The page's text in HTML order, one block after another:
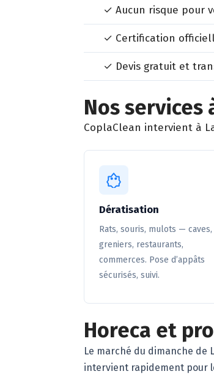
✓ Aucun risque pour
✓ Certification
✓ Devis gratuit et
Nos services
CoplaClean intervient à
Dératisation
Rats, souris, mulots — caves,
greniers, restaurants,
commerces. Pose d’appâts
sécurisés, suivi.
Horeca et
Le marché du dimanche de
intervient rapidement pour